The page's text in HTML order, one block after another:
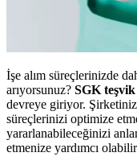
İşe alım süreçlerinizde
arıyorsunuz? SGK teşvik
devreye giriyor.
süreçlerinizi optimize
yararlanabileceğinizi
etmenize yardımcı